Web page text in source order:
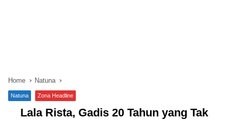
Home Natuna
Natuna Zona Headline
Lala Rista, Gadis 20 Tahun yang Tak